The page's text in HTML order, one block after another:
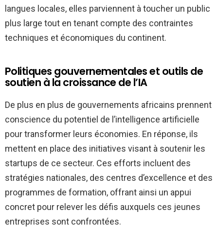
langues locales, elles parviennent à toucher un public
plus large tout en tenant compte des contraintes
techniques et économiques du continent.
Politiques gouvernementales et outils de
soutien à la croissance de l’IA
De plus en plus de gouvernements africains prennent
conscience du potentiel de l’intelligence artificielle
pour transformer leurs économies. En réponse, ils
mettent en place des initiatives visant à soutenir les
startups de ce secteur. Ces efforts incluent des
stratégies nationales, des centres d’excellence et des
programmes de formation, offrant ainsi un appui
concret pour relever les défis auxquels ces jeunes
entreprises sont confrontées.